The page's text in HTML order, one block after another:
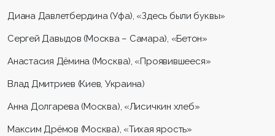
Диана Давлетбердина (Уфа), «Здесь были буквы»
Сергей Давыдов (Москва – Самара), «Бетон»
Анастасия Дёмина (Москва), «Проявившееся»
Влад Дмитриев (Киев, Украина)
Анна Долгарева (Москва), «Лисичкин хлеб»
Максим Дрёмов (Москва), «Тихая ярость»